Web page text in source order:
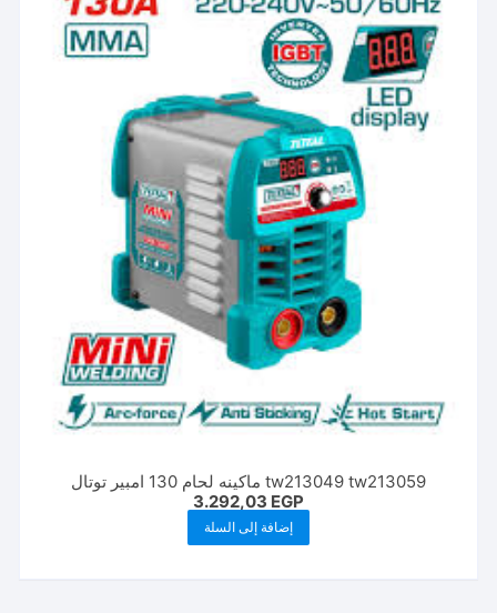
tw213049 tw213059 ماكينه لحام 130 امبير توتال
3.292,03 EGP
إضافة إلى السلة